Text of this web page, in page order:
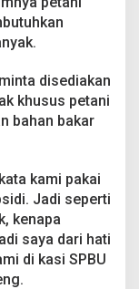
disediakan
khusus petani
bahan bakar
kami pakai
Jadi seperti
kenapa
saya dari hati
di kasi SPBU